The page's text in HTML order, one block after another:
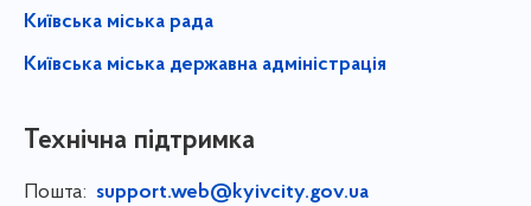
Київська міська рада
Київська міська державна адміністрація
Технічна підтримка
Пошта: support.web@kyivcity.gov.ua